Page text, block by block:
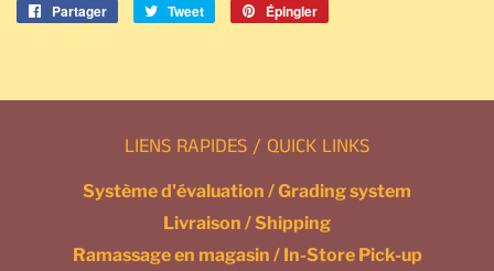
Partager
PartagerTweet
Tweeter
Épingler
LIENS RAPIDES / QUICK LINKS
Système d'évaluation / Grading system
Livraison / Shipping
Ramassage en magasin / In-Store Pick-up